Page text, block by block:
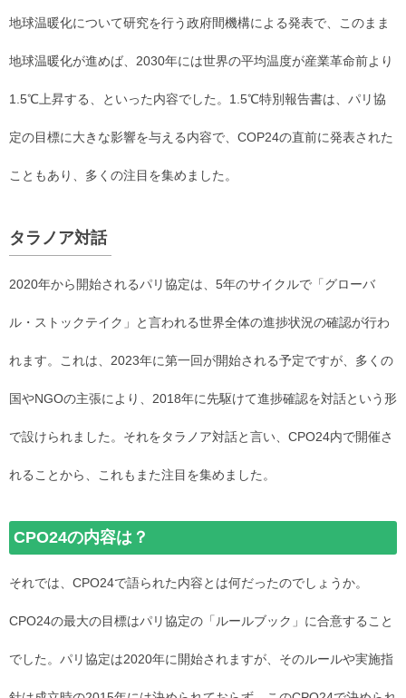
地球温暖化について研究を行う政府間機構による発表で、このまま
地球温暖化が進めば、2030年には世界の平均温度が産業革命前より
1.5℃上昇する、といった内容でした。1.5℃特別報告書は、パリ協
定の目標に大きな影響を与える内容で、COP24の直前に発表された
こともあり、多くの注目を集めました。
タラノア対話
2020年から開始されるパリ協定は、5年のサイクルで「グローバ
ル・ストックテイク」と言われる世界全体の進捗状況の確認が行わ
れます。これは、2023年に第一回が開始される予定ですが、多くの
国やNGOの主張により、2018年に先駆けて進捗確認を対話という形
で設けられました。それをタラノア対話と言い、CPO24内で開催さ
れることから、これもまた注目を集めました。
CPO24の内容は？
それでは、CPO24で語られた内容とは何だったのでしょうか。
CPO24の最大の目標はパリ協定の「ルールブック」に合意すること
でした。パリ協定は2020年に開始されますが、そのルールや実施指